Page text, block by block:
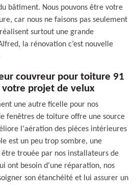
bâtiment. Nous pouvons être votre
car nous ne faisons pas seulement
surtout une grande
la rénovation c’est nouvelle
couvreur pour toiture 91
votre projet de velux
une autre ficelle pour nos
fenêtres de toiture offre une source
l'aération des pièces intérieures
est un peu trop sombre, une
trouée par nos installateurs de
ont besoin d'une réparation, nos
son étanchéité et lui assurer un